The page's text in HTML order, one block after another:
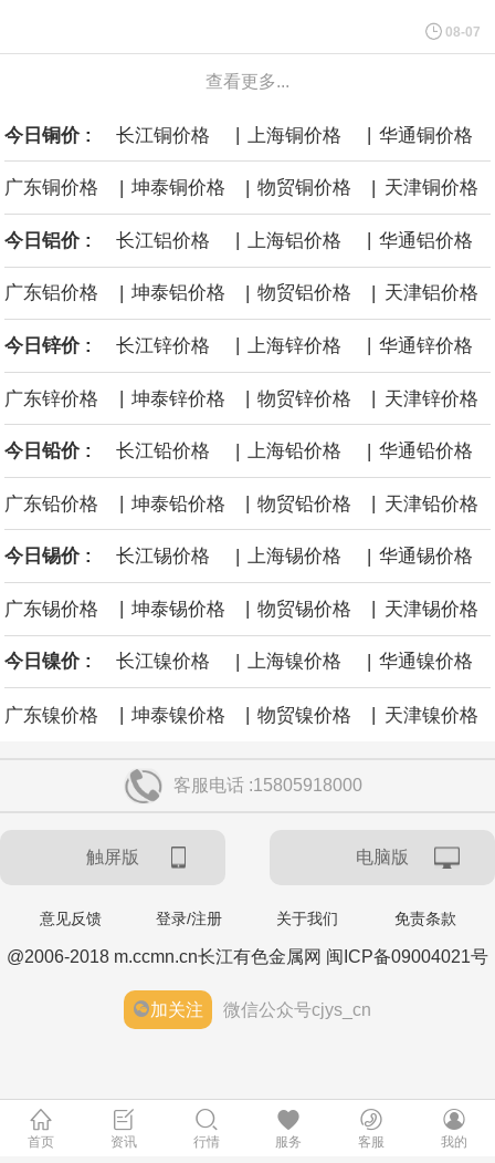
美国国会预算办公室（CBO）于当地时间5日发布报告称，美国海军
计划建造的15艘核动力“特朗普级”（Trump-class）战列舰，从研发
到采购的总费用可能高达2750亿美元，为美国有史以来最昂贵的水
面战舰项目之一。 根据CBO的初步估算，首舰造价约234亿美元，
后续14艘平均每艘约180亿美元。
黄金价格有望录得自今年1月以来最大单周涨幅。油价走弱为金价提
供支撑，同时投资者正等待美国非农就业数据，以寻找美国利率前
景的线索。StoneX高级分析师马特·辛普森表示，中东和平前景改善
海力士：龙仁工厂将生产高带宽内存（HBM）及其他下一代动态随
机存取存储器（DRAM）。
08-07
查看更多...
今日铜价 : 长江铜价格 | 上海铜价格 | 华通铜价格
广东铜价格 | 坤泰铜价格 | 物贸铜价格 | 天津铜价格
今日铝价 : 长江铝价格 上海铝价格 华通铝价格
广东铝价格 | 坤泰铝价格 | 物贸铝价格 | 天津铝价格
今日锌价 : 长江锌价格 上海锌价格 华通锌价格
广东锌价格 | 坤泰锌价格 | 物贸锌价格 | 天津锌价格
今日铅价 : 长江铅价格 | 上海铅价格 | 华通铅价格
广东铅价格 坤泰铅价格 物贸铅价格 天津铅价格
今日锡价 : 长江锡价格 | 上海锡价格 | 华通锡价格
广东锡价格 坤泰锡价格 物贸锡价格 天津锡价格
今日镍价 : 长江镍价格 | 上海镍价格 | 华通镍价格
广东镍价格 | 坤泰镍价格 | 物贸镍价格 | 天津镍价格
客服电话 :15805918000
触屏版 电脑版
意见反馈 登录/注册 关于我们 免责条款
@2006-2018 m.ccmn.cn长江有色金属网 闽ICP备09004021号
加关注 微信公众号cjys_cn
首页 资讯 行情 服务 客服 我的